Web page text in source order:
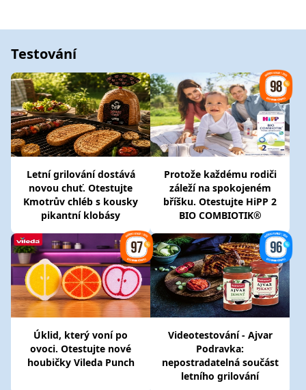
Testování
Letní grilování dostává
novou chuť. Otestujte
Kmotrův chléb s kousky
pikantní klobásy
Protože každému rodiči
záleží na spokojeném
bříšku. Otestujte HiPP 2
BIO COMBIOTIK®
Úklid, který voní po
ovoci. Otestujte nové
houbičky Vileda Punch
Videotestování - Ajvar
Podravka:
nepostradatelná součást
letního grilování